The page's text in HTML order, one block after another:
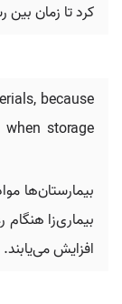
کرد تا زمان
because
storage
بیمارستان‌ها
بیماری‌زا
افزایش می‌یابند.